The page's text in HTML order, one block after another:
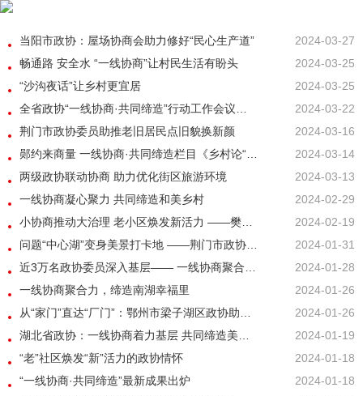
当阳市政协：屋场协商会助力修好“民心生产道”
2024-03-27
畅通路 安全水 “一线协商”让村民生活有盼头
2024-03-25
“沙沟夜话”让乡村更宜居
2024-03-25
全省政协“一线协商·共同缔造”行动工作会议召开
2024-03-22
荆门市政协委员助推老旧居民点旧貌换新颜
2024-03-16
郧约来商量 一线协商·共同缔造栏目《乡村论“践”》开播啦！
2024-03-14
两级政协联动协商 助力优化街区旅游环境
2024-03-13
一线协商凝心聚力 共同缔造和美乡村
2024-02-29
小协商推动大治理 老小区焕发新活力 ——樊城区政协助力铁路社区打造“铁心夜话”协商品牌
2024-02-19
问题“中心湖”变身美景打卡地 ——荆门市政协助力葛洲坝社区中心湖改造
2024-01-31
近3万名政协委员深入基层—— 一线协商聚合力 基层治理好帮手
2024-01-28
一线协商聚合力，缔造南湖幸福里
2024-01-26
从“家门”直达“厂门”：鄂州市梁子湖区政协助力开通“就业直通车”
2024-01-26
湖北省政协：一线协商着力基层 共同缔造美好生活
2024-01-19
“老”社区焕发“新”活力的政协情怀
2024-01-18
“一线协商·共同缔造”最新成果出炉
2024-01-18